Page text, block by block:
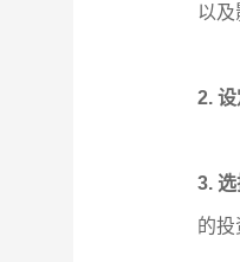
以及
2. 设
3. 选
的投